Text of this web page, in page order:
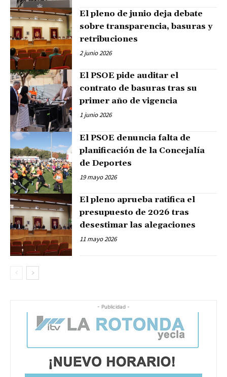
El pleno de junio deja debate
sobre transparencia, basuras y
retribuciones
2 junio 2026
El PSOE pide auditar el
contrato de basuras tras su
primer año de vigencia
1 junio 2026
El PSOE denuncia falta de
planificación de la Concejalía
de Deportes
19 mayo 2026
El pleno aprueba ratifica el
presupuesto de 2026 tras
desestimar las alegaciones
11 mayo 2026
- Publicidad -